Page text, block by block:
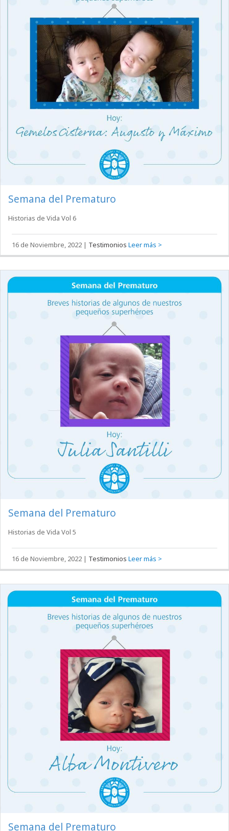
Semana del Prematuro
Historias de Vida Vol 6
16 de Noviembre, 2022 | Testimonios Leer más >
Semana del Prematuro
Historias de Vida Vol 5
16 de Noviembre, 2022 | Testimonios Leer más >
Semana del Prematuro